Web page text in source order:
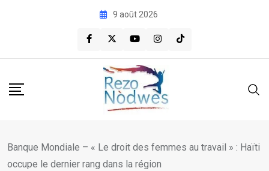
9 août 2026
Banque Mondiale – « Le droit des femmes au travail » : Haïti
occupe le dernier rang dans la région